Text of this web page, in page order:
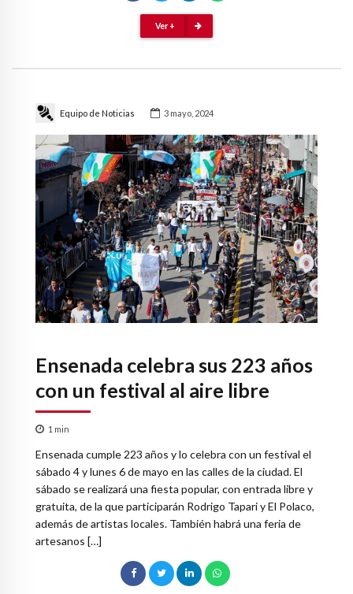
Ver +
Equipo de Noticias 3 mayo, 2024
Ensenada celebra sus 223 años
con un festival al aire libre
1 min
Ensenada cumple 223 años y lo celebra con un festival el
sábado 4 y lunes 6 de mayo en las calles de la ciudad. El
sábado se realizará una fiesta popular, con entrada libre y
gratuita, de la que participarán Rodrigo Tapari y El Polaco,
además de artistas locales. También habrá una feria de
artesanos […]